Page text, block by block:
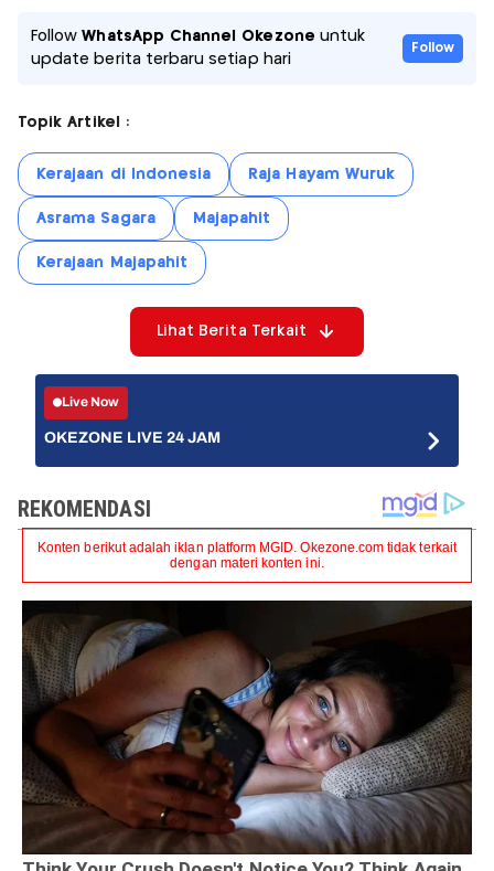
FollowWhatsApp Channel Okezone untuk
update berita terbaru setiap hari
Follow
Topik Artikel :
Kerajaan di Indonesia Raja Hayam Wuruk
Asrama Sagara Majapahit
Kerajaan Majapahit
Lihat Berita Terkait
Live Now
OKEZONE LIVE 24 JAM